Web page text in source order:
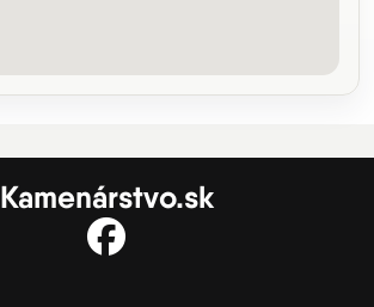
Kamenárstvo.sk